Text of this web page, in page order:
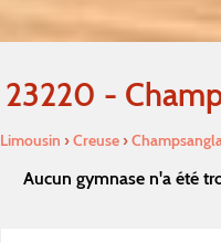
23220 -
Limousin ›Creuse›
Aucun gymnase n'a été